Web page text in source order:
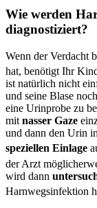
Wie werden
diagnostiziert?
Wenn der Verdacht
hat, benötigt Ihr
ist natürlich nicht
und seine Blase
eine Urinprobe zu
mit nasser Gaze
und dann den Urin
speziellen Einlage
der Arzt
wird dann
Harnwegsinfektion